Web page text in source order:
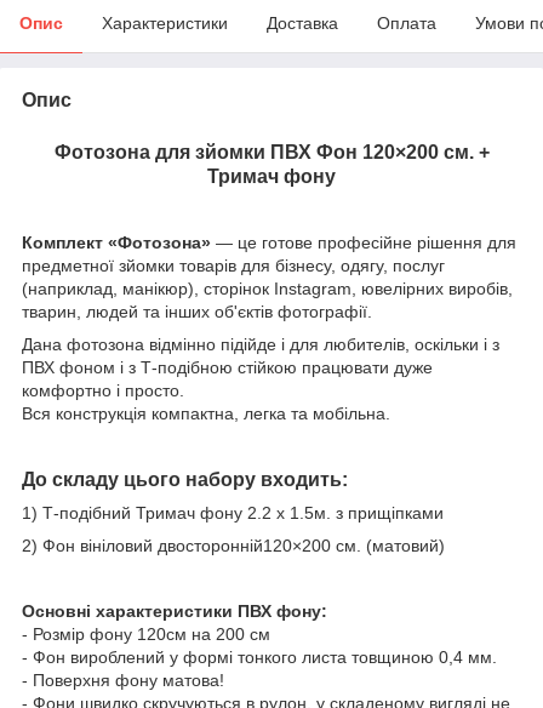
Опис Характеристики Доставка Оплата Умови
Опис
Фотозона для зйомки ПВХ Фон 120×200 см. +
Тримач фону
Комплект «Фотозона» — це готове професійне рішення для
предметної зйомки товарів для бізнесу, одягу, послуг
(наприклад, манікюр), сторінок Instagram, ювелірних виробів,
тварин, людей та інших об'єктів фотографії.
Дана фотозона відмінно підійде і для любителів, оскільки і з
ПВХ фоном і з Т-подібною стійкою працювати дуже
комфортно і просто.
Вся конструкція компактна, легка та мобільна.
До складу цього набору входить:
1) Т-подібний Тримач фону 2.2 х 1.5м. з прищіпками
2) Фон вініловий двосторонній120×200 см. (матовий)
Основні характеристики ПВХ фону:
- Розмір фону 120см на 200 см
- Фон вироблений у формі тонкого листа товщиною 0,4 мм.
- Поверхня фону матова!
- Фони швидко скручуються в рулон, у складеному вигляді не